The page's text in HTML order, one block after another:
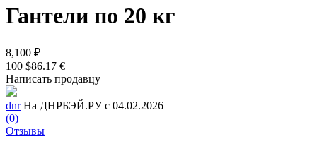
Гантели по 20 кг
8,100 ₽
100 $86.17 €
Написать продавцу
dnr На ДНРБЭЙ.РУ с 04.02.2026
(0)
Отзывы